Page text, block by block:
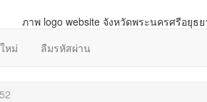
หม่ ลืมรหัสผ่าน